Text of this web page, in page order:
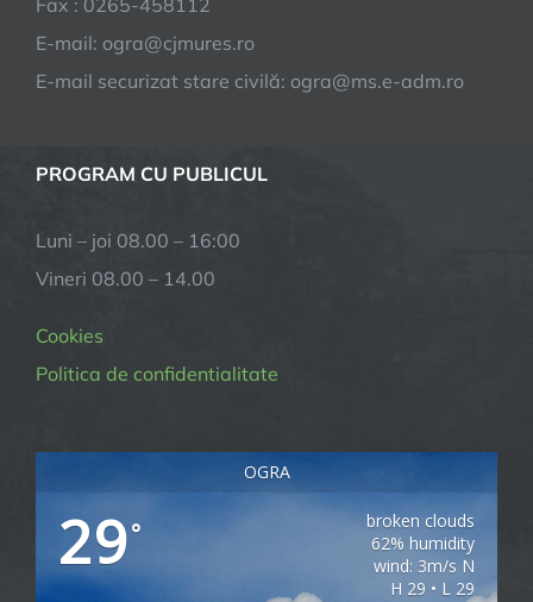
Fax : 0265-458112
E-mail: ogra@cjmures.ro
E-mail securizat stare civilă: ogra@ms.e-adm.ro
PROGRAM CU PUBLICUL
Luni – joi 08.00 – 16:00
Vineri 08.00 – 14.00
Cookies
Politica de confidentialitate
OGRA
29°
broken clouds
62% humidity
wind: 3m/s N
H 29 • L 29